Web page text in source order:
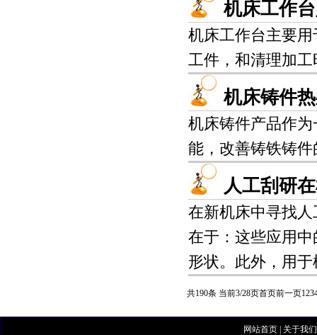
机床工作
机床工作台主要
工件，和清理加
机床铸件
机床铸件产品作
能，改善铸铁铸
人工刮研
在新机床中寻找
在于：这些应用
形状。此外，用
共190条 当前3/28页首页前一页123
网站首页| 关于我们